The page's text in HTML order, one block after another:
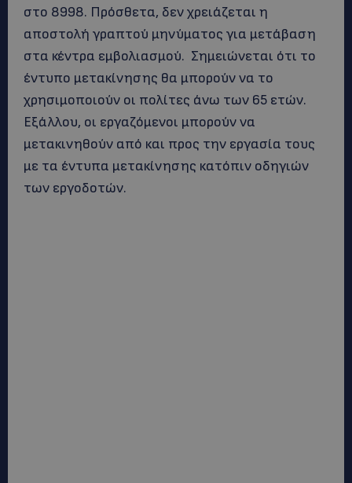
στο 8998. Πρόσθετα, δεν χρειάζεται η
αποστολή γραπτού μηνύματος για μετάβαση
στα κέντρα εμβολιασμού. Σημειώνεται ότι το
έντυπο μετακίνησης θα μπορούν να το
χρησιμοποιούν οι πολίτες άνω των 65 ετών.
Eξάλλου, οι εργαζόμενοι μπορούν να
μετακινηθούν από και προς την εργασία τους
με τα έντυπα μετακίνησης κατόπιν οδηγιών
των εργοδοτών.